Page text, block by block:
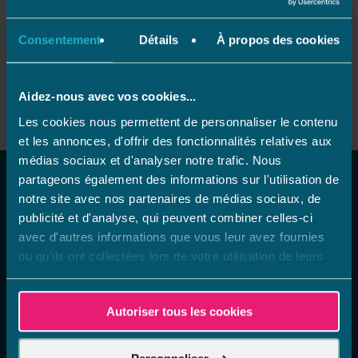
Consentement Détails À propos des cookies
Aidez-nous avec vos cookies...
Les cookies nous permettent de personnaliser le contenu
et les annonces, d'offrir des fonctionnalités relatives aux
médias sociaux et d'analyser notre trafic. Nous
partageons également des informations sur l'utilisation de
notre site avec nos partenaires de médias sociaux, de
publicité et d'analyse, qui peuvent combiner celles-ci
avec d'autres informations que vous leur avez fournies
ou qu'ils ont collectées lors de votre utilisation de leurs
services.
Autoriser tous les cookies
Découvrir vite !
NOS INSPIRATIONS